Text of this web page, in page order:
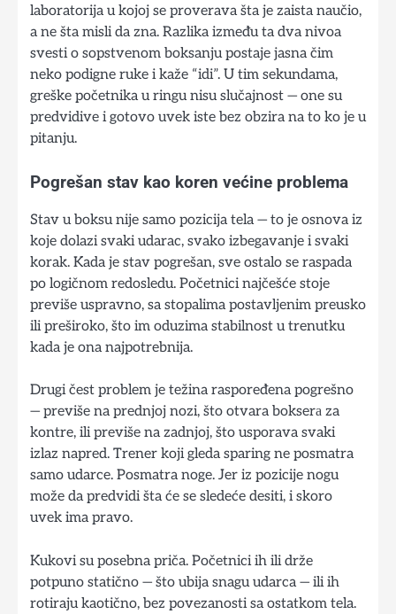
laboratorija u kojoj se proverava šta je zaista naučio,
a ne šta misli da zna. Razlika između ta dva nivoa
svesti o sopstvenom boksanju postaje jasna čim
neko podigne ruke i kaže “idi”. U tim sekundama,
greške početnika u ringu nisu slučajnost — one su
predvidive i gotovo uvek iste bez obzira na to ko je u
pitanju.
Pogrešan stav kao koren većine problema
Stav u boksu nije samo pozicija tela — to je osnova iz
koje dolazi svaki udarac, svako izbegavanje i svaki
korak. Kada je stav pogrešan, sve ostalo se raspada
po logičnom redosledu. Početnici najčešće stoje
previše uspravno, sa stopalima postavljenim preusko
ili preširoko, što im oduzima stabilnost u trenutku
kada je ona najpotrebnija.
Drugi čest problem je težina raspoređena pogrešno
— previše na prednjoj nozi, što otvara bokserа za
kontre, ili previše na zadnjoj, što usporava svaki
izlaz napred. Trener koji gleda sparing ne posmatra
samo udarce. Posmatra noge. Jer iz pozicije nogu
može da predvidi šta će se sledeće desiti, i skoro
uvek ima pravo.
Kukovi su posebna priča. Početnici ih ili drže
potpuno statično — što ubija snagu udarca — ili ih
rotiraju kaotično, bez povezanosti sa ostatkom tela.